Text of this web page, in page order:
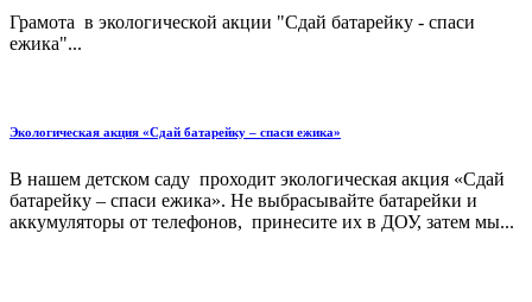
Грамота в экологической акции "Сдай батарейку - спаси
ежика"...
Экологическая акция «Сдай батарейку – спаси ежика»
В нашем детском саду проходит экологическая акция «Сдай
батарейку – спаси ежика». Не выбрасывайте батарейки и
аккумуляторы от телефонов, принесите их в ДОУ, затем мы...